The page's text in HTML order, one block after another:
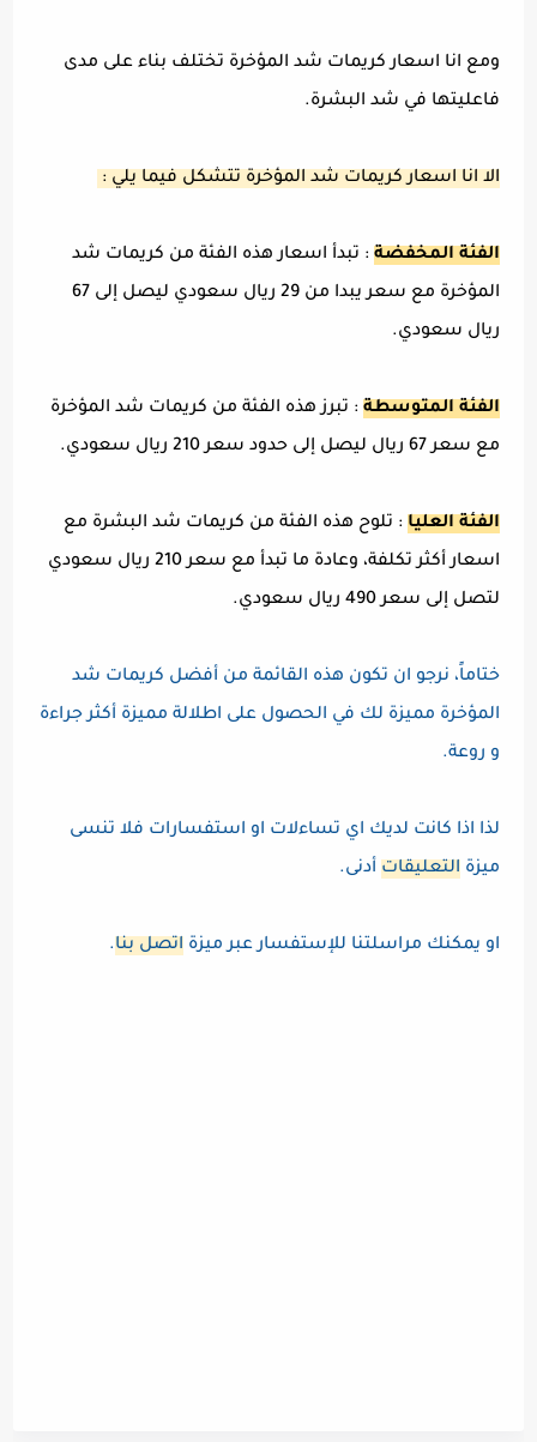
ومع انا اسعار كريمات شد المؤخرة تختلف بناء على مدى
فاعليتها في شد البشرة.
الا انا اسعار كريمات شد المؤخرة تتشكل فيما يلي :
الفئة المخفضة : تبدأ اسعار هذه الفئة من كريمات شد
المؤخرة مع سعر يبدا من 29 ريال سعودي ليصل إلى 67
ريال سعودي.
الفئة المتوسطة : تبرز هذه الفئة من كريمات شد المؤخرة
مع سعر 67 ريال ليصل إلى حدود سعر 210 ريال سعودي.
الفئة العليا : تلوح هذه الفئة من كريمات شد البشرة مع
اسعار أكثر تكلفة، وعادة ما تبدأ مع سعر 210 ريال سعودي
لتصل إلى سعر 490 ريال سعودي.
ختاماً، نرجو ان تكون هذه القائمة من أفضل كريمات شد
المؤخرة مميزة لك في الحصول على اطلالة مميزة أكثر جراءة
و روعة.
لذا اذا كانت لديك اي تساءلات او استفسارات فلا تنسى
ميزة التعليقات أدنى.
او يمكنك مراسلتنا للإستفسار عبر ميزة اتصل بنا.